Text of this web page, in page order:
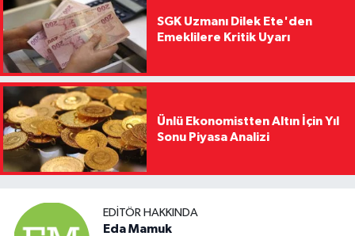
SGK Uzmanı Dilek Ete'den
Emeklilere Kritik Uyarı
Ünlü Ekonomistten Altın İçin Yıl
Sonu Piyasa Analizi
EDITÖR HAKKINDA
Eda Mamuk